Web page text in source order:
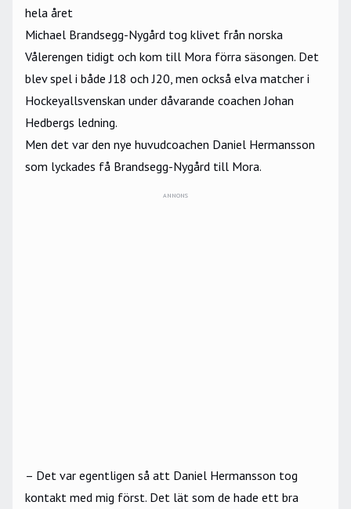
hela året
Michael Brandsegg-Nygård tog klivet från norska
Vålerengen tidigt och kom till Mora förra säsongen. Det
blev spel i både J18 och J20, men också elva matcher i
Hockeyallsvenskan under dåvarande coachen Johan
Hedbergs ledning.
Men det var den nye huvudcoachen Daniel Hermansson
som lyckades få Brandsegg-Nygård till Mora.
ANNONS
– Det var egentligen så att Daniel Hermansson tog
kontakt med mig först. Det lät som de hade ett bra